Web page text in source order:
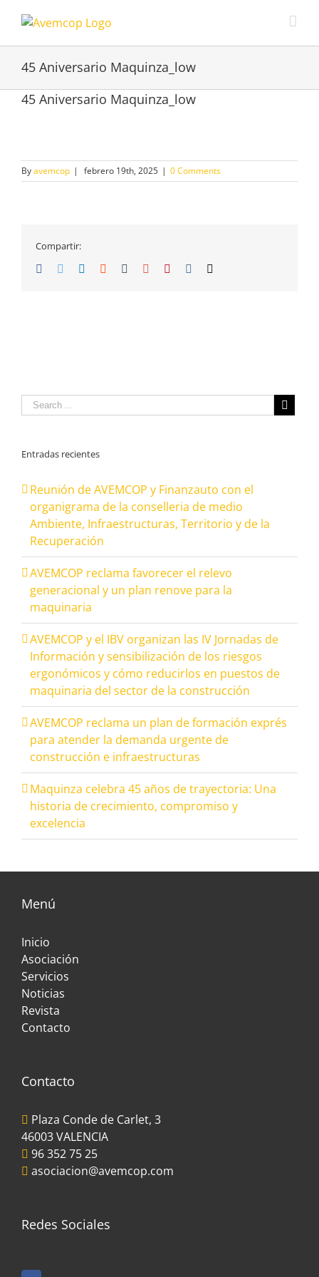
45 Aniversario Maquinza_low
45 Aniversario Maquinza_low
Byavemcop | febrero 19th, 2025 | 0 Comments
Compartir:
Facebook
TwitterLinkedin
Reddit TumblrGoogle+Pinterest
Entradas recientes
Reunión de AVEMCOP y Finanzauto con el
organigrama de la conselleria de medio
Ambiente, Infraestructuras, Territorio y de la
Recuperación
AVEMCOP reclama favorecer el relevo
generacional y un plan renove para la
maquinaria
AVEMCOP y el IBV organizan las IV Jornadas de
Información y sensibilización de los riesgos
ergonómicos y cómo reducirlos en puestos de
maquinaria del sector de la construcción
AVEMCOP reclama un plan de formación exprés
para atender la demanda urgente de
construcción e infraestructuras
Maquinza celebra 45 años de trayectoria: Una
historia de crecimiento, compromiso y
excelencia
Menú
Inicio
Asociación
Servicios
Noticias
Revista
Contacto
Contacto
Plaza Conde de Carlet, 3
46003 VALENCIA
96 352 75 25
asociacion@avemcop.com
Redes Sociales